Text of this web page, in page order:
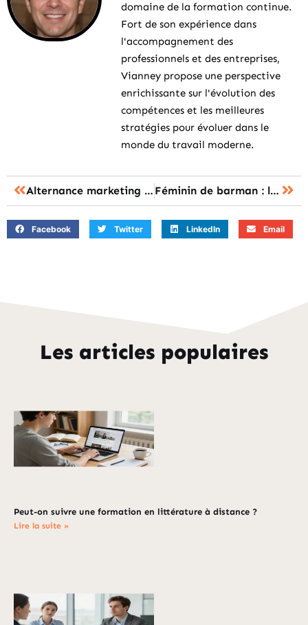
domaine de la formation continue.
Fort de son expérience dans
l'accompagnement des
professionnels et des entreprises,
Vianney propose une perspective
enrichissante sur l'évolution des
compétences et les meilleures
stratégies pour évoluer dans le
monde du travail moderne.
Alternance marketing digital Paris Nexa : le choix idéal pour votre carrière ? Féminin de barman : la barmaid ou la barwoman pour votre carrière ?
Facebook Twitter LinkedIn Email
Les articles populaires
Peut-on suivre une formation en littérature à distance ?
Lire la suite »